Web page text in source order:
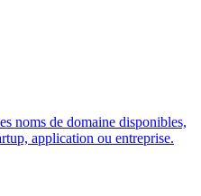
noms de domaine disponibles,
application ou entreprise.